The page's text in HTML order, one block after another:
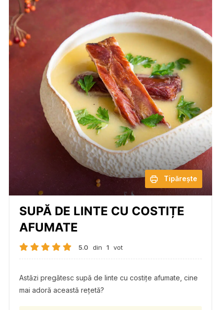
Tipărește
SUPĂ DE LINTE CU COSTIȚE
AFUMATE
5.0 din 1 vot
Astăzi pregătesc supă de linte cu costițe afumate, cine
mai adoră această rețetă?